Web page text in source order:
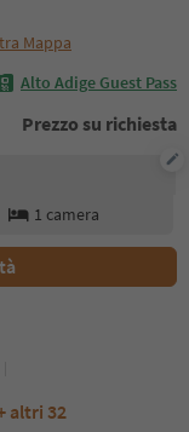
Mappa
Alto Adige Guest Pass
Prezzo su richiesta
1 camera
altri 32